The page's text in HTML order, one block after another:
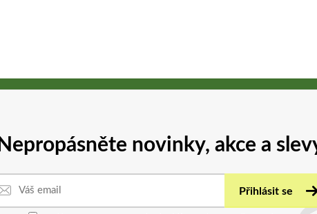
Nepropásněte novinky, akce a
Přihlásit se